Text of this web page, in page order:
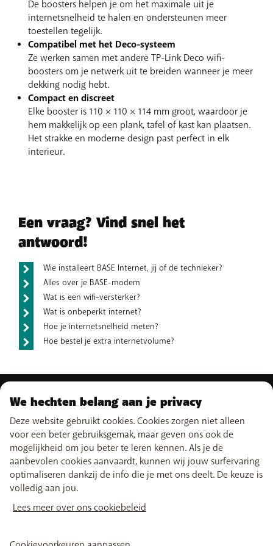
De boosters helpen je om het maximale uit je
internetsnelheid te halen en ondersteunen meer
toestellen tegelijk.
Compatibel met het Deco-systeem
Ze werken samen met andere TP-Link Deco wifi-
boosters om je netwerk uit te breiden wanneer je meer
dekking nodig hebt.
Compact en discreet
Elke booster is 110 × 110 × 114 mm groot, waardoor je
hem makkelijk op een plank, tafel of kast kan plaatsen.
Het strakke en moderne design past perfect in elk
interieur.
Een vraag? Vind snel het
antwoord!
Wie installeert BASE Internet, jij of de technieker?
Alles over je BASE-modem
Wat is een wifi-versterker?
Wat is onbeperkt internet?
Hoe je internetsnelheid meten?
Hoe bestel je extra internetvolume?
ONS AANBOD
Gsm-abonnementen
Smartphones
Prepaidkaarten
Internet
TV
Combineer
Promo's
ONZE DIENSTEN
eSIM
Data Jump
Free Data Day
Internationale tarieven
PayByMobile
SUPPORT
Hulp & Contact
My BASE
NUTTIGE LINKS
Simkaarten activeren
We hechten belang aan je privacy
Deze website gebruikt cookies. Cookies zorgen niet alleen
voor een beter gebruiksgemak, maar geven ons ook de
mogelijkheid om jou beter te leren kennen. Als je de
aanbevolen cookies aanvaardt, kunnen wij jouw surfervaring
optimaliseren dankzij de info die je met ons deelt. De keuze is
volledig aan jou.
Lees meer over ons cookiebeleid